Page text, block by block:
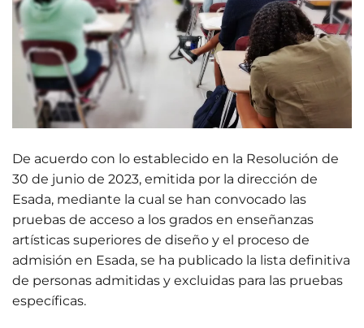
De acuerdo con lo establecido en la Resolución de
30 de junio de 2023, emitida por la dirección de
Esada, mediante la cual se han convocado las
pruebas de acceso a los grados en enseñanzas
artísticas superiores de diseño y el proceso de
admisión en Esada, se ha publicado la lista definitiva
de personas admitidas y excluidas para las pruebas
específicas.